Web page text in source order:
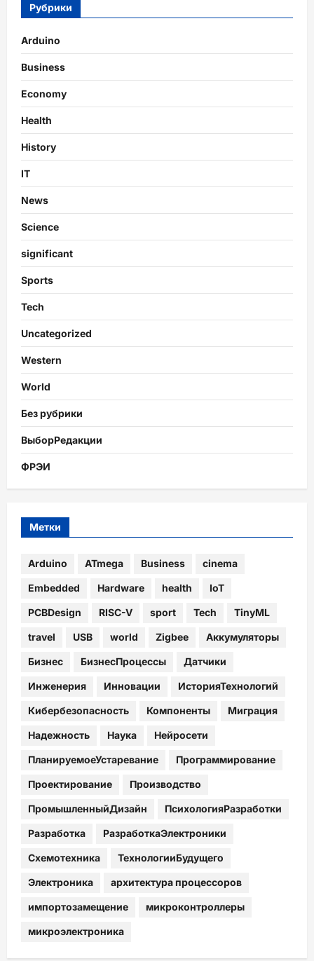
Рубрики
Arduino
Business
Economy
Health
History
IT
News
Science
significant
Sports
Tech
Uncategorized
Western
World
Без рубрики
ВыборРедакции
ФРЭИ
Метки
Arduino ATmega Business cinema
Embedded Hardware health IoT
PCBDesign RISC-V sport Tech TinyML
travel USB world Zigbee Аккумуляторы
Бизнес БизнесПроцессы Датчики
Инженерия Инновации ИсторияТехнологий
Кибербезопасность Компоненты Миграция
Надежность Наука Нейросети
ПланируемоеУстаревание Программирование
Проектирование Производство
ПромышленныйДизайн ПсихологияРазработки
Разработка РазработкаЭлектроники
Схемотехника ТехнологииБудущего
Электроника архитектура процессоров
импортозамещение микроконтроллеры
микроэлектроника